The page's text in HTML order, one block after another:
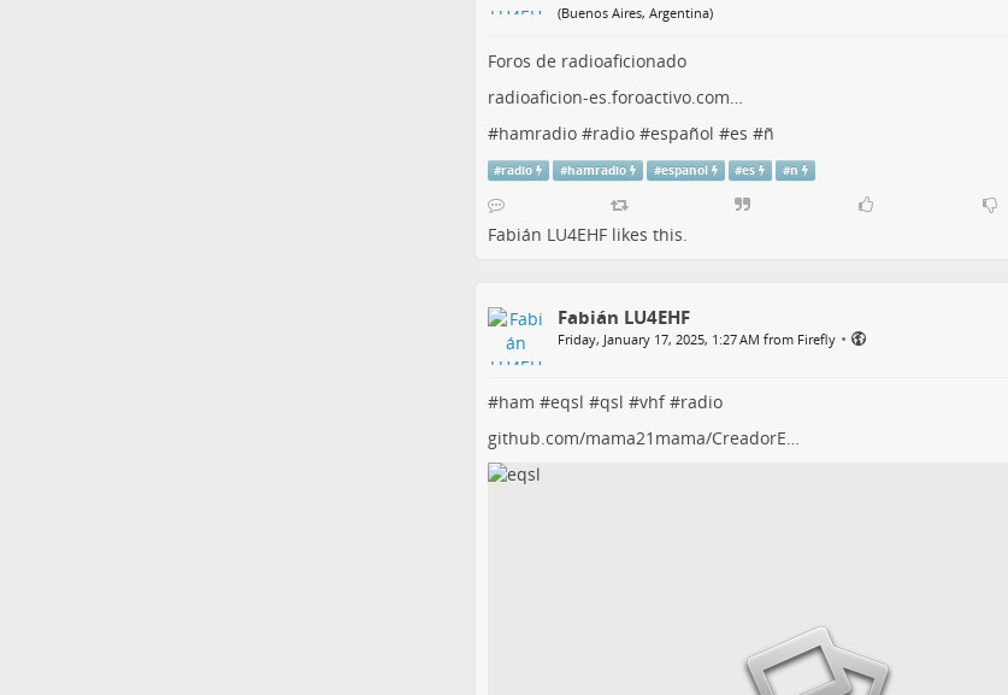
(Buenos Aires, Argentina)
Foros de radioaficionado
radioaficion-es.foroactivo.com…
#hamradio#radio#español #es #ñ
#radio #hamradio #espanol #es #n
Fabián LU4EHFlikes this.
Fabián LU4EHF
Friday, January 17, 2025, 1:27 AM from Firefly •
#ham #eqsl #qsl #vhf#radio
github.com/mama21mama/CreadorE…